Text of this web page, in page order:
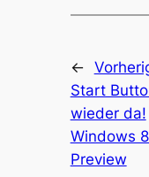
←
Start
wieder da!
Windows
Preview